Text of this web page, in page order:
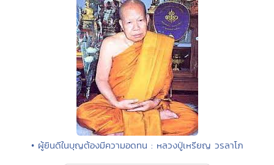
• ผู้ยินดีในบุญต้องมีความอดทน : หลวงปู่เหรียญ วรลาโภ